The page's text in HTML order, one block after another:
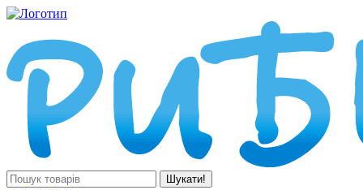
Шукати!